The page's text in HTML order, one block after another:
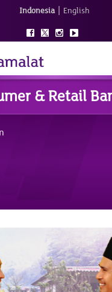
Indonesia | English
& Retail